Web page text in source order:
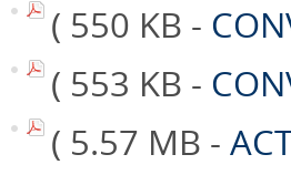
( 550 KB -
( 553 KB -
( 5.57 MB -